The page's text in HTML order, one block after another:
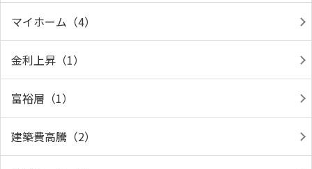
マイホーム（4）
金利上昇（1）
富裕層（1）
建築費高騰（2）